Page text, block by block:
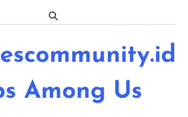
Among Us